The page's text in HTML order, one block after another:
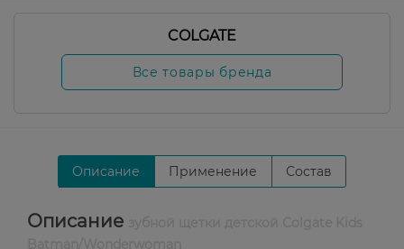
COLGATE
Все товары бренда
Описание Применение Состав
Описание